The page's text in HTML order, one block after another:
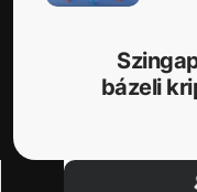
bázeli